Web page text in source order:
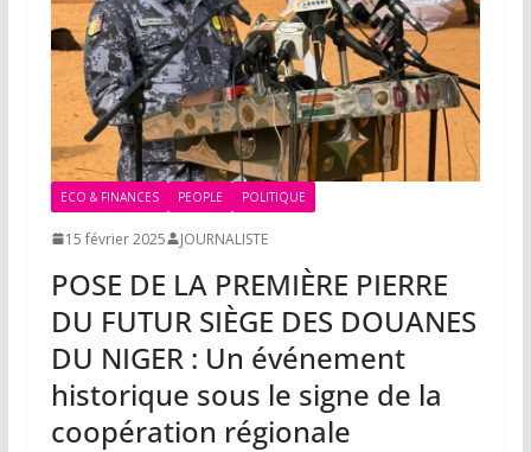
ECO & FINANCES PEOPLE POLITIQUE
15 février 2025 JOURNALISTE
POSE DE LA PREMIÈRE PIERRE
DU FUTUR SIÈGE DES DOUANES
DU NIGER : Un événement
historique sous le signe de la
coopération régionale